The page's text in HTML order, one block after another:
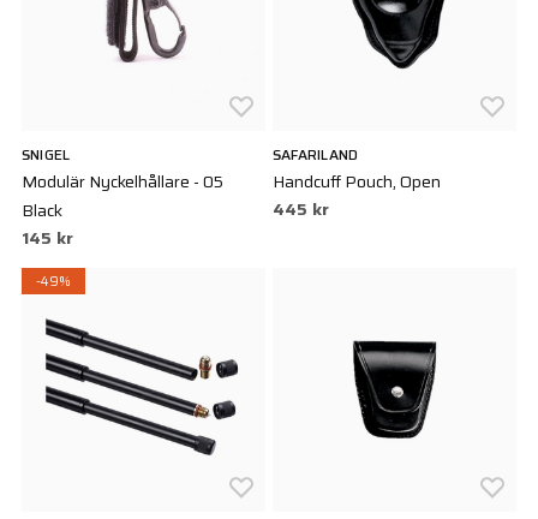
SNIGEL
Modulär Nyckelhållare - 05
Black
145 kr
SAFARILAND
Handcuff Pouch, Open
445 kr
-49%